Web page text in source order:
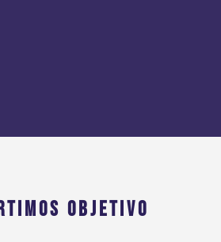
OBJETIVO